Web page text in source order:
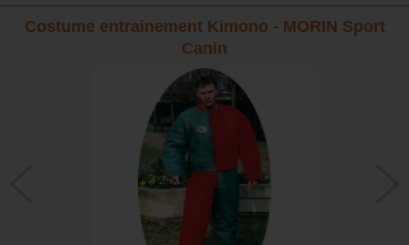
Costume entrainement Kimono - MORIN Sport
Canin